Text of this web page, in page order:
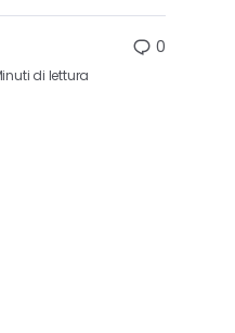
di lettura
0